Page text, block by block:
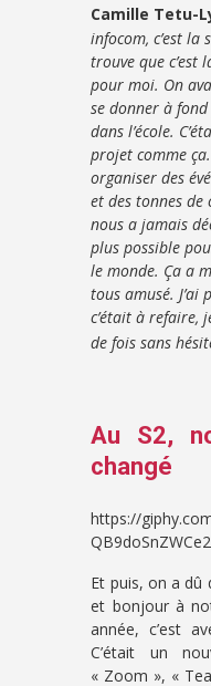
Camille Tetu-
infocom, c’est la
trouve que c’est
pour moi. On
se donner à
dans l’école.
projet comme
organiser des
et des tonnes de
nous a jamais
plus possible
le monde. Ça a
tous amusé. J’ai
c’était à refaire,
de fois sans
Au S2,
changé
https://
Et puis, on a dû
et bonjour à
année, c’est
C’était un
« Zoom », «